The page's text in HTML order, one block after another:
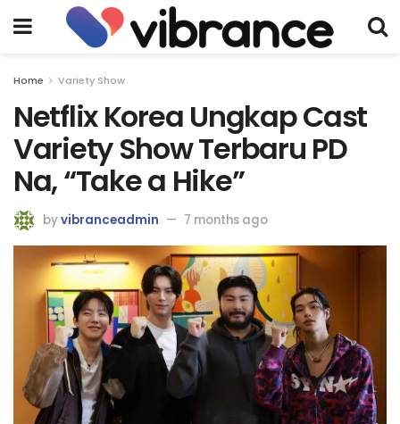
Home Variety Show
Netflix Korea Ungkap Cast
Variety Show Terbaru PD
Na, “Take a Hike”
byvibranceadmin 7 months ago